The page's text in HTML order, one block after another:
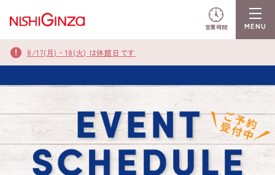
営業時間
8/17(月)・18(火) は休館日です